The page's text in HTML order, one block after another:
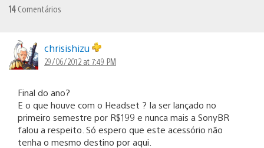
14 Comentários
chrisishizu
29/06/2012 at 7:49 PM
Final do ano?
E o que houve com o Headset ? Ia ser lançado no
primeiro semestre por R$199 e nunca mais a SonyBR
falou a respeito. Só espero que este acessório não
tenha o mesmo destino por aqui.